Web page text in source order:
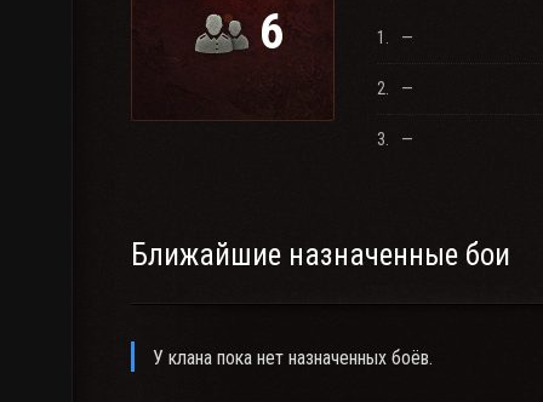
6 1. —
2. —
3. —
Ближайшие назначенные бои
У клана пока нет назначенных боёв.